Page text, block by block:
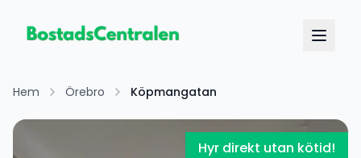
Hem Örebro Köpmangatan
Hyr direkt utan kötid!